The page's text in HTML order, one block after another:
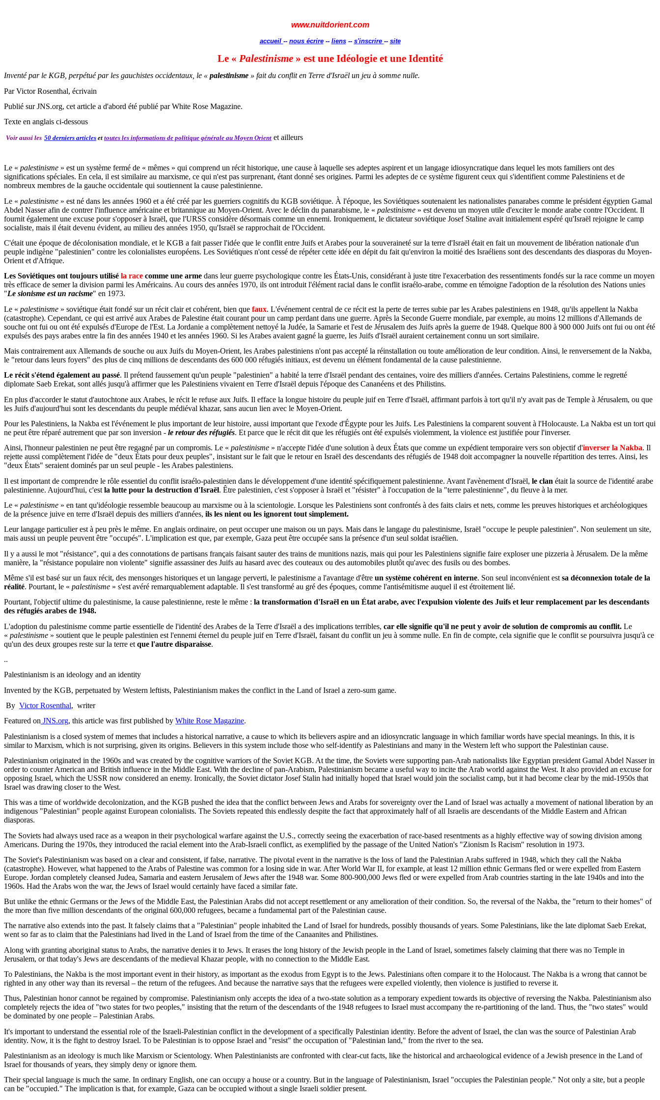
www.nuitdorient.com
accueil -- nous écrire-- liens-- s'inscrire -- site
Le « Palestinisme » est une Idéologie et une Identité
Inventé par le KGB, perpétué par les gauchistes occidentaux, le « palestinisme » fait du conflit en Terre d'Israël un jeu à somme nulle.
Par Victor Rosenthal, écrivain
Publié sur JNS.org, cet article a d'abord été publié par White Rose Magazine.
Texte en anglais ci-dessous
Voir aussi les 50 derniers articles et toutes les informations de politique générale au Moyen Orient et ailleurs
Le « palestinisme » est un système fermé de « mêmes » qui comprend un récit historique, une cause à laquelle ses adeptes aspirent et un langage idiosyncratique dans lequel les mots familiers ont des
significations spéciales. En cela, il est similaire au marxisme, ce qui n'est pas surprenant, étant donné ses origines. Parmi les adeptes de ce système figurent ceux qui s'identifient comme Palestiniens et de
nombreux membres de la gauche occidentale qui soutiennent la cause palestinienne.
Le « palestinisme » est né dans les années 1960 et a été créé par les guerriers cognitifs du KGB soviétique. À l'époque, les Soviétiques soutenaient les nationalistes panarabes comme le président égyptien Gamal
Abdel Nasser afin de contrer l'influence américaine et britannique au Moyen-Orient. Avec le déclin du panarabisme, le « palestinisme » est devenu un moyen utile d'exciter le monde arabe contre l'Occident. Il
fournit également une excuse pour s'opposer à Israël, que l'URSS considère désormais comme un ennemi. Ironiquement, le dictateur soviétique Josef Staline avait initialement espéré qu'Israël rejoigne le camp
socialiste, mais il était devenu évident, au milieu des années 1950, qu'Israël se rapprochait de l'Occident.
C'était une époque de décolonisation mondiale, et le KGB a fait passer l'idée que le conflit entre Juifs et Arabes pour la souveraineté sur la terre d'Israël était en fait un mouvement de libération nationale d'un
peuple indigène "palestinien" contre les colonialistes européens. Les Soviétiques n'ont cessé de répéter cette idée en dépit du fait qu'environ la moitié des Israéliens sont des descendants des diasporas du Moyen-
Orient et d'Afrique.
Les Soviétiques ont toujours utilisé la race comme une arme dans leur guerre psychologique contre les États-Unis, considérant à juste titre l'exacerbation des ressentiments fondés sur la race comme un moyen
très efficace de semer la division parmi les Américains. Au cours des années 1970, ils ont introduit l'élément racial dans le conflit israélo-arabe, comme en témoigne l'adoption de la résolution des Nations unies
"Le sionisme est un racisme" en 1973.
Le « palestinisme » soviétique était fondé sur un récit clair et cohérent, bien que faux. L'événement central de ce récit est la perte de terres subie par les Arabes palestiniens en 1948, qu'ils appellent la Nakba
(catastrophe). Cependant, ce qui est arrivé aux Arabes de Palestine était courant pour un camp perdant dans une guerre. Après la Seconde Guerre mondiale, par exemple, au moins 12 millions d'Allemands de
souche ont fui ou ont été expulsés d'Europe de l'Est. La Jordanie a complètement nettoyé la Judée, la Samarie et l'est de Jérusalem des Juifs après la guerre de 1948. Quelque 800 à 900 000 Juifs ont fui ou ont été
expulsés des pays arabes entre la fin des années 1940 et les années 1960. Si les Arabes avaient gagné la guerre, les Juifs d'Israël auraient certainement connu un sort similaire.
Mais contrairement aux Allemands de souche ou aux Juifs du Moyen-Orient, les Arabes palestiniens n'ont pas accepté la réinstallation ou toute amélioration de leur condition. Ainsi, le renversement de la Nakba,
le "retour dans leurs foyers" des plus de cinq millions de descendants des 600 000 réfugiés initiaux, est devenu un élément fondamental de la cause palestinienne.
Le récit s'étend également au passé. Il prétend faussement qu'un peuple "palestinien" a habité la terre d'Israël pendant des centaines, voire des milliers d'années. Certains Palestiniens, comme le regretté
diplomate Saeb Erekat, sont allés jusqu'à affirmer que les Palestiniens vivaient en Terre d'Israël depuis l'époque des Cananéens et des Philistins.
En plus d'accorder le statut d'autochtone aux Arabes, le récit le refuse aux Juifs. Il efface la longue histoire du peuple juif en Terre d'Israël, affirmant parfois à tort qu'il n'y avait pas de Temple à Jérusalem, ou que
les Juifs d'aujourd'hui sont les descendants du peuple médiéval khazar, sans aucun lien avec le Moyen-Orient.
Pour les Palestiniens, la Nakba est l'événement le plus important de leur histoire, aussi important que l'exode d'Égypte pour les Juifs. Les Palestiniens la comparent souvent à l'Holocauste. La Nakba est un tort qui
ne peut être réparé autrement que par son inversion - le retour des réfugiés. Et parce que le récit dit que les réfugiés ont été expulsés violemment, la violence est justifiée pour l'inverser.
Ainsi, l'honneur palestinien ne peut être regagné par un compromis. Le « palestinisme » n'accepte l'idée d'une solution à deux États que comme un expédient temporaire vers son objectif d'inverser la Nakba. Il
rejette aussi complètement l'idée de "deux États pour deux peuples", insistant sur le fait que le retour en Israël des descendants des réfugiés de 1948 doit accompagner la nouvelle répartition des terres. Ainsi, les
"deux États" seraient dominés par un seul peuple - les Arabes palestiniens.
Il est important de comprendre le rôle essentiel du conflit israélo-palestinien dans le développement d'une identité spécifiquement palestinienne. Avant l'avènement d'Israël, le clan était la source de l'identité arabe
palestinienne. Aujourd'hui, c'est la lutte pour la destruction d'Israël. Être palestinien, c'est s'opposer à Israël et "résister" à l'occupation de la "terre palestinienne", du fleuve à la mer.
Le « palestinisme » en tant qu'idéologie ressemble beaucoup au marxisme ou à la scientologie. Lorsque les Palestiniens sont confrontés à des faits clairs et nets, comme les preuves historiques et archéologiques
de la présence juive en terre d'Israël depuis des milliers d'années, ils les nient ou les ignorent tout simplement.
Leur langage particulier est à peu près le même. En anglais ordinaire, on peut occuper une maison ou un pays. Mais dans le langage du palestinisme, Israël "occupe le peuple palestinien". Non seulement un site,
mais aussi un peuple peuvent être "occupés". L'implication est que, par exemple, Gaza peut être occupée sans la présence d'un seul soldat israélien.
Il y a aussi le mot "résistance", qui a des connotations de partisans français faisant sauter des trains de munitions nazis, mais qui pour les Palestiniens signifie faire exploser une pizzeria à Jérusalem. De la même
manière, la "résistance populaire non violente" signifie assassiner des Juifs au hasard avec des couteaux ou des automobiles plutôt qu'avec des fusils ou des bombes.
Même s'il est basé sur un faux récit, des mensonges historiques et un langage perverti, le palestinisme a l'avantage d'être un système cohérent en interne. Son seul inconvénient est sa déconnexion totale de la
réalité. Pourtant, le « palestinisme » s'est avéré remarquablement adaptable. Il s'est transformé au gré des époques, comme l'antisémitisme auquel il est étroitement lié.
Pourtant, l'objectif ultime du palestinisme, la cause palestinienne, reste le même : la transformation d'Israël en un État arabe, avec l'expulsion violente des Juifs et leur remplacement par les descendants
des réfugiés arabes de 1948.
L'adoption du palestinisme comme partie essentielle de l'identité des Arabes de la Terre d'Israël a des implications terribles, car elle signifie qu'il ne peut y avoir de solution de compromis au conflit. Le
« palestinisme » soutient que le peuple palestinien est l'ennemi éternel du peuple juif en Terre d'Israël, faisant du conflit un jeu à somme nulle. En fin de compte, cela signifie que le conflit se poursuivra jusqu'à ce
qu'un des deux groupes reste sur la terre et que l'autre disparaisse.
..
Palestinianism is an ideology and an identity
Invented by the KGB, perpetuated by Western leftists, Palestinianism makes the conflict in the Land of Israel a zero-sum game.
By Victor Rosenthal, writer
Featured on JNS.org, this article was first published by White Rose Magazine.
Palestinianism is a closed system of memes that includes a historical narrative, a cause to which its believers aspire and an idiosyncratic language in which familiar words have special meanings. In this, it is
similar to Marxism, which is not surprising, given its origins. Believers in this system include those who self-identify as Palestinians and many in the Western left who support the Palestinian cause.
Palestinianism originated in the 1960s and was created by the cognitive warriors of the Soviet KGB. At the time, the Soviets were supporting pan-Arab nationalists like Egyptian president Gamal Abdel Nasser in
order to counter American and British influence in the Middle East. With the decline of pan-Arabism, Palestinianism became a useful way to incite the Arab world against the West. It also provided an excuse for
opposing Israel, which the USSR now considered an enemy. Ironically, the Soviet dictator Josef Stalin had initially hoped that Israel would join the socialist camp, but it had become clear by the mid-1950s that
Israel was drawing closer to the West.
This was a time of worldwide decolonization, and the KGB pushed the idea that the conflict between Jews and Arabs for sovereignty over the Land of Israel was actually a movement of national liberation by an
indigenous "Palestinian" people against European colonialists. The Soviets repeated this endlessly despite the fact that approximately half of all Israelis are descendants of the Middle Eastern and African
diasporas.
The Soviets had always used race as a weapon in their psychological warfare against the U.S., correctly seeing the exacerbation of race-based resentments as a highly effective way of sowing division among
Americans. During the 1970s, they introduced the racial element into the Arab-Israeli conflict, as exemplified by the passage of the United Nation's "Zionism Is Racism" resolution in 1973.
The Soviet's Palestinianism was based on a clear and consistent, if false, narrative. The pivotal event in the narrative is the loss of land the Palestinian Arabs suffered in 1948, which they call the Nakba
(catastrophe). However, what happened to the Arabs of Palestine was common for a losing side in war. After World War II, for example, at least 12 million ethnic Germans fled or were expelled from Eastern
Europe. Jordan completely cleansed Judea, Samaria and eastern Jerusalem of Jews after the 1948 war. Some 800-900,000 Jews fled or were expelled from Arab countries starting in the late 1940s and into the
1960s. Had the Arabs won the war, the Jews of Israel would certainly have faced a similar fate.
But unlike the ethnic Germans or the Jews of the Middle East, the Palestinian Arabs did not accept resettlement or any amelioration of their condition. So, the reversal of the Nakba, the "return to their homes" of
the more than five million descendants of the original 600,000 refugees, became a fundamental part of the Palestinian cause.
The narrative also extends into the past. It falsely claims that a "Palestinian" people inhabited the Land of Israel for hundreds, possibly thousands of years. Some Palestinians, like the late diplomat Saeb Erekat,
went so far as to claim that the Palestinians had lived in the Land of Israel from the time of the Canaanites and Philistines.
Along with granting aboriginal status to Arabs, the narrative denies it to Jews. It erases the long history of the Jewish people in the Land of Israel, sometimes falsely claiming that there was no Temple in
Jerusalem, or that today's Jews are descendants of the medieval Khazar people, with no connection to the Middle East.
To Palestinians, the Nakba is the most important event in their history, as important as the exodus from Egypt is to the Jews. Palestinians often compare it to the Holocaust. The Nakba is a wrong that cannot be
righted in any other way than its reversal – the return of the refugees. And because the narrative says that the refugees were expelled violently, then violence is justified to reverse it.
Thus, Palestinian honor cannot be regained by compromise. Palestinianism only accepts the idea of a two-state solution as a temporary expedient towards its objective of reversing the Nakba. Palestinianism also
completely rejects the idea of "two states for two peoples," insisting that the return of the descendants of the 1948 refugees to Israel must accompany the re-partitioning of the land. Thus, the "two states" would
be dominated by one people – Palestinian Arabs.
It's important to understand the essential role of the Israeli-Palestinian conflict in the development of a specifically Palestinian identity. Before the advent of Israel, the clan was the source of Palestinian Arab
identity. Now, it is the fight to destroy Israel. To be Palestinian is to oppose Israel and "resist" the occupation of "Palestinian land," from the river to the sea.
Palestinianism as an ideology is much like Marxism or Scientology. When Palestinianists are confronted with clear-cut facts, like the historical and archaeological evidence of a Jewish presence in the Land of
Israel for thousands of years, they simply deny or ignore them.
Their special language is much the same. In ordinary English, one can occupy a house or a country. But in the language of Palestinianism, Israel "occupies the Palestinian people." Not only a site, but a people
can be "occupied." The implication is that, for example, Gaza can be occupied without a single Israeli soldier present.